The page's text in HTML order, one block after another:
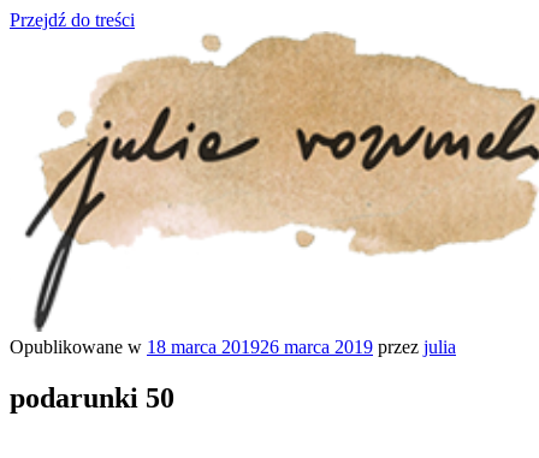
Przejdź do treści
Opublikowane w 18 marca 201926 marca 2019 przez julia
podarunki 50